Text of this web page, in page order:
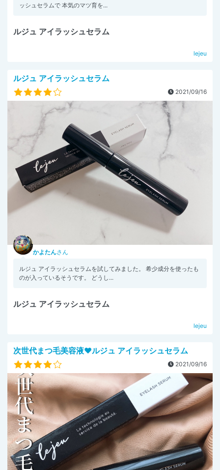
ッシュセラムで 本気のマツ育を...
ルジュ アイラッシュセラム
lejeu
ルジュ アイラッシュセラム
2021/09/16
かよたんさん
ルジュ アイラッシュセラムを試してみました。 希少成分を使ったも
のが入っているそうです。 どうし...
ルジュ アイラッシュセラム
lejeu
次世代まつ毛美容液❤️ルジュ アイラッシュセラム
2021/09/16